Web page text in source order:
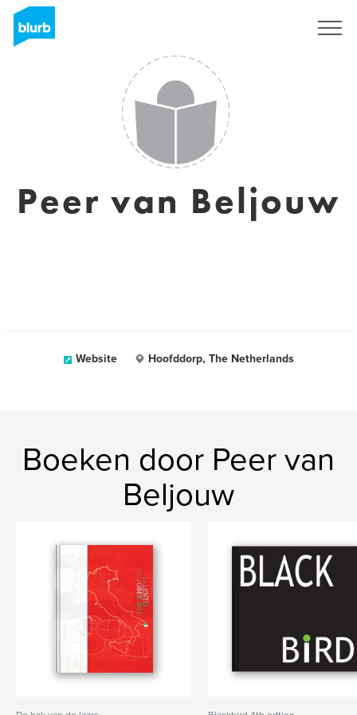
Peer van Beljouw
Website Hoofddorp, The Netherlands
Boeken door Peer van
Beljouw